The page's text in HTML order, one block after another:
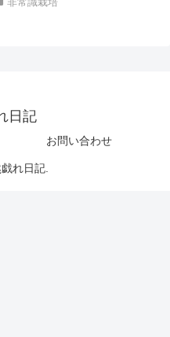
日記
お問い合わせ
れ日記.